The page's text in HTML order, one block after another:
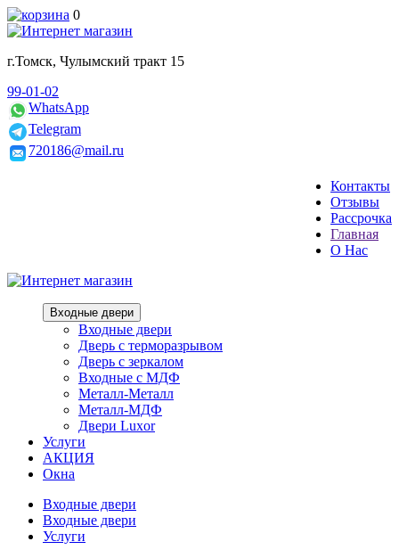
0
г.Томск, Чулымский тракт 15
99-01-02
WhatsApp
Telegram
720186@mail.ru
Контакты
Отзывы
Рассрочка
Главная
О Нас
Входные двери
Входные двери
Дверь с терморазрывом
Дверь с зеркалом
Входные с МДФ
Металл-Металл
Металл-МДФ
Двери Luxor
Услуги
АКЦИЯ
Окна
Входные двери
Входные двери
Услуги